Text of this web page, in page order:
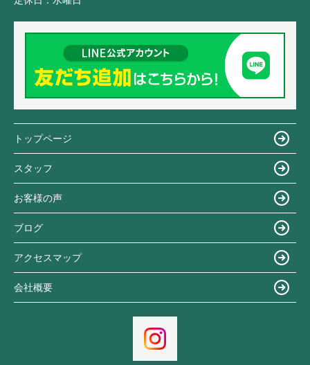
トップページ
スタッフ
お客様の声
ブログ
アクセスマップ
会社概要